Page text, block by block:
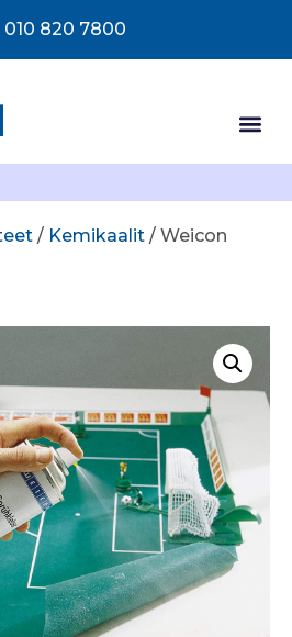
010 820 7800
/ Kemikaalit / Weicon